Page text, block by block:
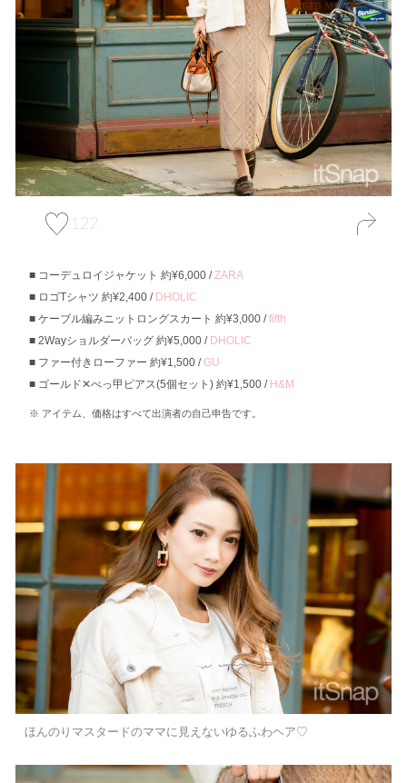
122
コーデュロイジャケット 約¥6,000 /ZARA
ロゴTシャツ 約¥2,400 / DHOLIC
ケーブル編みニットロングスカート 約¥3,000 /fifth
2Wayショルダーバッグ 約¥5,000 / DHOLIC
ファー付きローファー 約¥1,500 /GU
ゴールド✕べっ甲ピアス(5個セット) 約¥1,500 / H&M
アイテム、価格はすべて出演者の自己申告です。
ほんのりマスタードのママに見えないゆるふわヘア♡